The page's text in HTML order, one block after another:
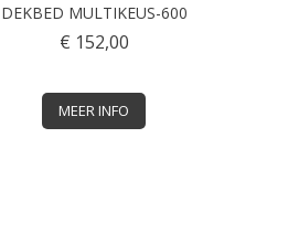
DEKBED MULTIKEUS-600
€ 152,00
MEER INFO